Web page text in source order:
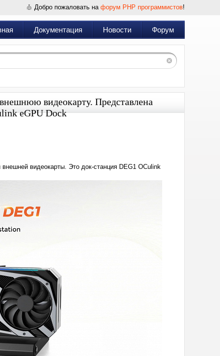
Добро пожаловать на форум PHP программистов!
Документация Новости Форум
видеокарту. Представлена
eGPU Dock
видеокарты. Это док-станция DEG1 OCulink